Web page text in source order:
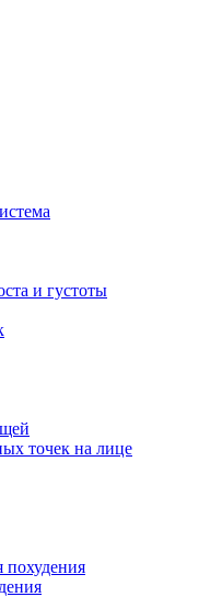
и густоты
точек на лице
похудения